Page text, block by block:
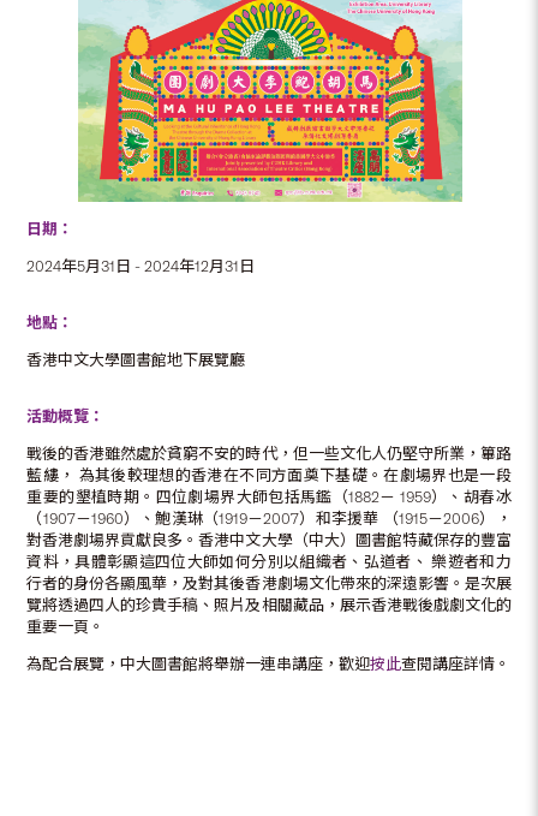
日期：
2024年5月31日 - 2024年12月31日
地點：
香港中文大學圖書館地下展覽廳
活動概覽：
戰後的香港雖然處於貧窮不安的時代，但一些文化人仍堅守所業，篳路
藍縷， 為其後較理想的香港在不同方面奠下基礎。在劇場界也是一段
重要的墾植時期。四位劇場界大師包括馬鑑（1882－ 1959）、胡春冰
（1907－1960）、鮑漢琳（1919－2007）和李援華 （1915－2006），
對香港劇場界貢獻良多。香港中文大學（中大）圖書館特藏保存的豐富
資料，具體彰顯這四位大師如何分別以組織者、弘道者、 樂遊者和力
行者的身份各顯風華，及對其後香港劇場文化帶來的深遠影響。是次展
覽將透過四人的珍貴手稿、照片及相關藏品，展示香港戰後戲劇文化的
重要一頁。
為配合展覽，中大圖書館將舉辦一連串講座，歡迎按此查閱講座詳情。